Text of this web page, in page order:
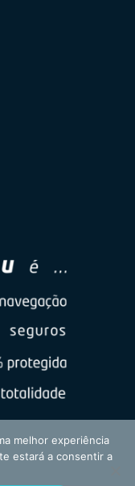
melhor experiência
estará a consentir a